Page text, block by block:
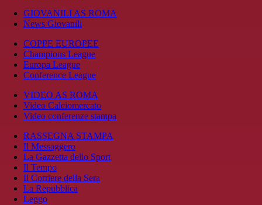
GIOVANILI AS ROMA
News Giovanili
COPPE EUROPEE
Champions League
Europa League
Conference League
VIDEO AS ROMA
Video Calciomercato
Video conferenze stampa
RASSEGNA STAMPA
Il Messaggero
La Gazzetta dello Sport
Il Tempo
Il Corriere della Sera
La Repubblica
Leggo